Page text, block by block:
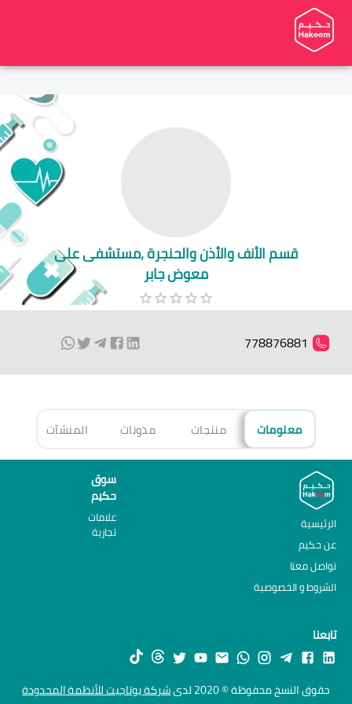
قسم الأنف والأذن والحنجرة ,مستشفى على
معوض جابر
778876881
معلومات منتجات مدونات المنشآت
الرئيسية
عن حكيم
تواصل معنا
الشروط و الخصوصية
سوق
حكيم
علامات
تجارية
تابعنا
حقوق النسخ محفوظة © 2020 لدى شركة يوتاجيت للأنظمة المحدودة